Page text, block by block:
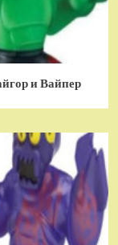
и Вайпер